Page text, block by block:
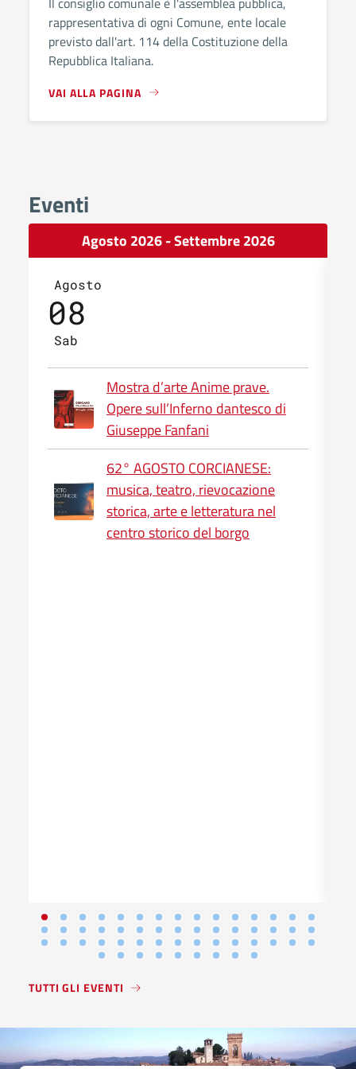
rappresentativa di ogni Comune, ente locale
previsto dall'art. 114 della Costituzione della
Repubblica Italiana.
VAI ALLA PAGINA
Eventi
Agosto 2026 - Settembre 2026
Agosto
08
Sab
Mostra d’arte Anime prave.
Opere sull’Inferno dantesco di
Giuseppe Fanfani
62° AGOSTO CORCIANESE:
musica, teatro, rievocazione
storica, arte e letteratura nel
centro storico del borgo
TUTTI GLI EVENTI